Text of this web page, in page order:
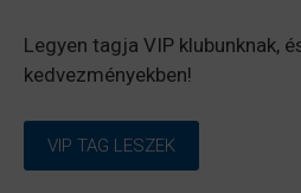
Legyen tagja VIP klubunknak,
kedvezményekben!
VIP TAG LESZEK